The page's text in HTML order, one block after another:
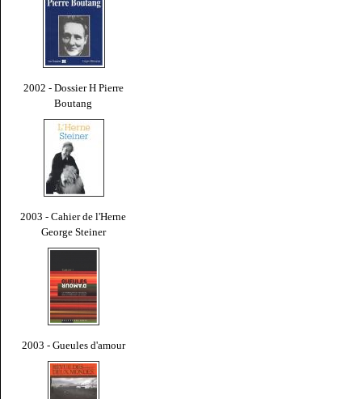
2002 - Dossier H Pierre
Boutang
2003 - Cahier de l'Herne
George Steiner
2003 - Gueules d'amour